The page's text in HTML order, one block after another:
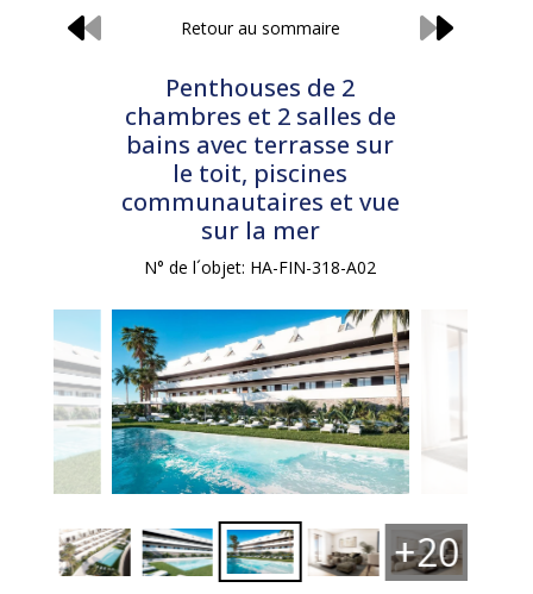
Retour au sommaire
Penthouses de 2
chambres et 2 salles de
bains avec terrasse sur
le toit, piscines
communautaires et vue
sur la mer
N° de l´objet: HA-FIN-318-A02
+20